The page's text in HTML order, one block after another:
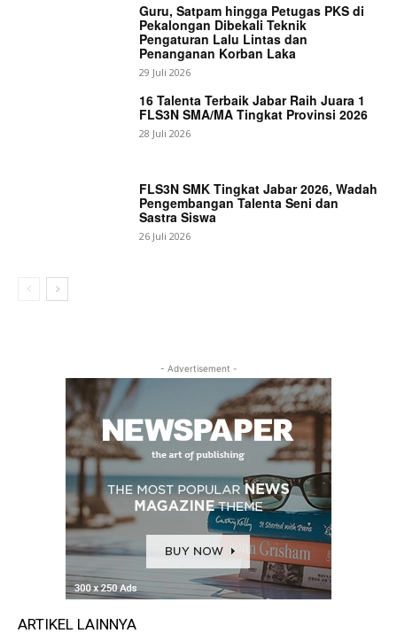
Guru, Satpam hingga Petugas PKS di
Pekalongan Dibekali Teknik
Pengaturan Lalu Lintas dan
Penanganan Korban Laka
29 Juli 2026
16 Talenta Terbaik Jabar Raih Juara 1
FLS3N SMA/MA Tingkat Provinsi 2026
28 Juli 2026
FLS3N SMK Tingkat Jabar 2026, Wadah
Pengembangan Talenta Seni dan
Sastra Siswa
26 Juli 2026
- Advertisement -
ARTIKEL LAINNYA